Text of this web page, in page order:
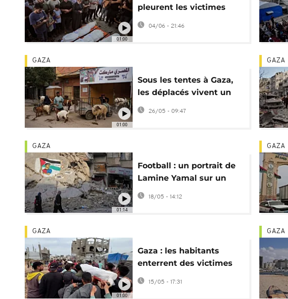
01:00
pleurent les victimes
des frappes israéliennes
04/06 - 21:46
01:00
GAZA
Sous les tentes à Gaza,
les déplacés vivent un
Aïd sans fête ni sacrifice
26/05 - 09:47
GAZA
01:14
GAZA
Football : un portrait de
Lamine Yamal sur un
tas de gravats à Gaza
18/05 - 14:12
GAZA
01:00
GAZA
Gaza : les habitants
enterrent des victimes
des frappes israéliennes
15/05 - 17:31
GAZA